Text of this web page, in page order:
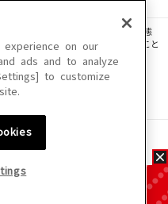
・写真・動画・音声等を、手段や形態
複製、転載、ファイル化などすること
だけない場合があります。
なる場合があります。
on our
ads and to analyze
to customize